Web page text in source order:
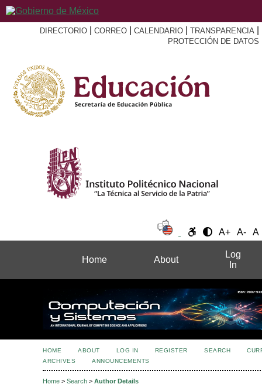
DIRECTORIO CORREO CALENDARIO TRANSPARENCIA
PROTECCIÓN DE DATOS
A+ A- A
Home About
Log
In
HOME ABOUT LOG IN REGISTER SEARCH
ARCHIVES
ANNOUNCEMENTS
Home > Search > Author Details